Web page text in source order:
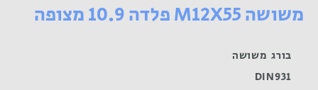
10.9
משושה M12X55 פלדה 10.9 מצופה
בורג משושה
DIN931